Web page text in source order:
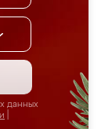
данных